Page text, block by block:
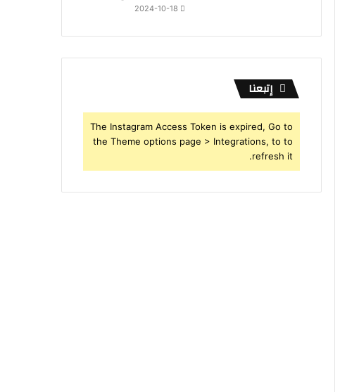
2024-10-18
إتبعنا
The Instagram Access Token is expired, Go to
the Theme options page > Integrations, to to
refresh it.